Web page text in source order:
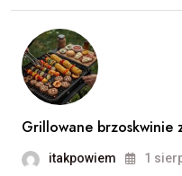
Grillowane brzoskwinie
itakpowiem 1